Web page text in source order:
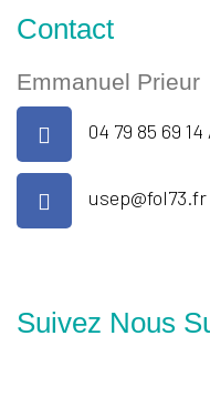
Contact
Emmanuel Prieur
04 79 85 69
usep@fol73.fr
Suivez Nous